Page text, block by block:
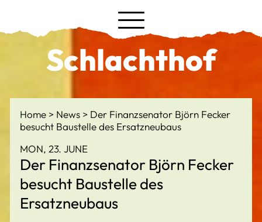
Schlachthof
Home News
Der Finanzsenator Björn Fecker
besucht Baustelle des Ersatzneubaus
MON, 23. JUNE
Der Finanzsenator Björn Fecker
besucht Baustelle des
Ersatzneubaus